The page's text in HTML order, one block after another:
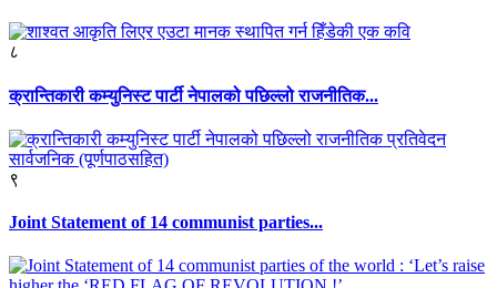
८
क्रान्तिकारी कम्युनिस्ट पार्टी नेपालको पछिल्लो राजनीतिक...
९
Joint Statement of 14 communist parties...